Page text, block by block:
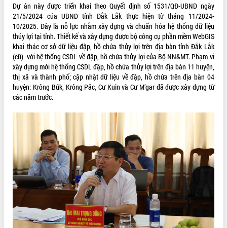
Khám bệnh, cấp phát thuốc miễn phí
và tặng quà người dân xã Cư Pui
Dự án này được triển khai theo Quyết định số 1531/QĐ-UBND ngày
21/5/2024 của UBND tỉnh Đắk Lắk thực hiện từ tháng 11/2024-
10/2025. Đây là nỗ lực nhằm xây dựng và chuẩn hóa hệ thống dữ liệu
thủy lợi tại tỉnh. Thiết kế và xây dựng được bộ công cụ phần mềm WebGIS
khai thác cơ sở dữ liệu đập, hồ chứa thủy lợi trên địa bàn tỉnh Đắk Lắk
(cũ) với hệ thống CSDL về đập, hồ chứa thủy lợi của Bộ NN&MT. Phạm vi
xây dựng mới hệ thống CSDL đập, hồ chứa thủy lợi trên địa bàn 11 huyện,
thị xã và thành phố; cập nhật dữ liệu về đập, hồ chứa trên địa bàn 04
huyện: Krông Búk, Krông Pắc, Cư Kuin và Cư M’gar đã được xây dựng từ
các năm trước.